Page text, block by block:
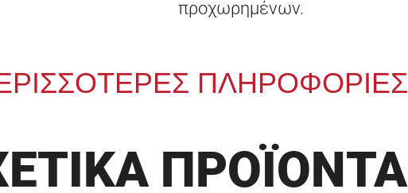
προχωρημένων.
ΠΛΗΡΟΦΟΡΙΕΣ
ΠΡΟΪΟΝΤΑ